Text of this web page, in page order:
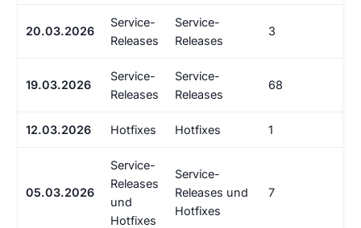
20.03.2026
Service-
Releases
Service-
Releases
3
19.03.2026
Service-
Releases
Service-
Releases
68
12.03.2026 Hotfixes Hotfixes 1
05.03.2026
Service-
Releases
und
Hotfixes
Service-
Releases und
Hotfixes
7